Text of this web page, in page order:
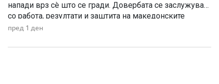
напади врз сè што се гради. Довербата се заслужува
со работа, резултати и заштита на македонските
национални и државни интереси. По седумгодишното
впечаток дека е сериозна опозиција. Но, граѓаните
пред 1 ден